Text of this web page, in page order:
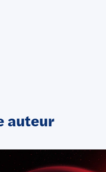
auteur